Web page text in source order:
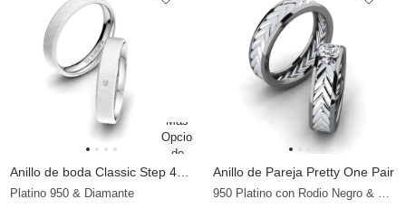
Platino 950 & Diamante
Anillo de Pareja Pretty One Pair
950 Platino con Rodio Negro & Circonita